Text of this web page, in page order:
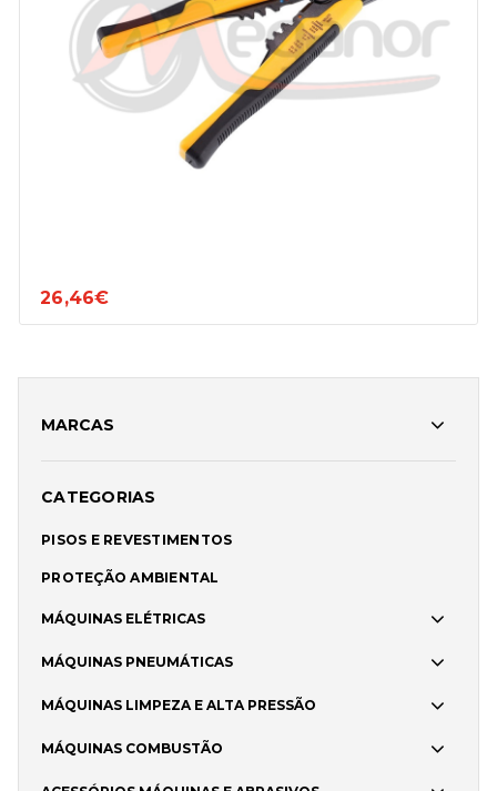
MARCAS
CATEGORIAS
PISOS E REVESTIMENTOS
PROTEÇÃO AMBIENTAL
MÁQUINAS ELÉTRICAS
MÁQUINAS PNEUMÁTICAS
MÁQUINAS LIMPEZA E ALTA PRESSÃO
MÁQUINAS COMBUSTÃO
26,46€